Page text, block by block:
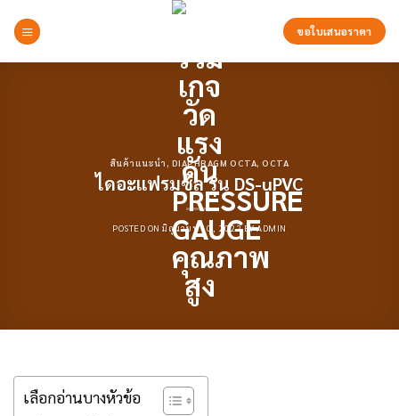
content
ขอใบเสนอราคา
สินค้าแนะนำ DIAPHRAGM OCTA ,OCTA
ไดอะแฟรมซีล รุ่น DS-uPVC
POSTED ONมิถุนายน 10, 2022BYADMIN
เลือกอ่านบางหัวข้อ